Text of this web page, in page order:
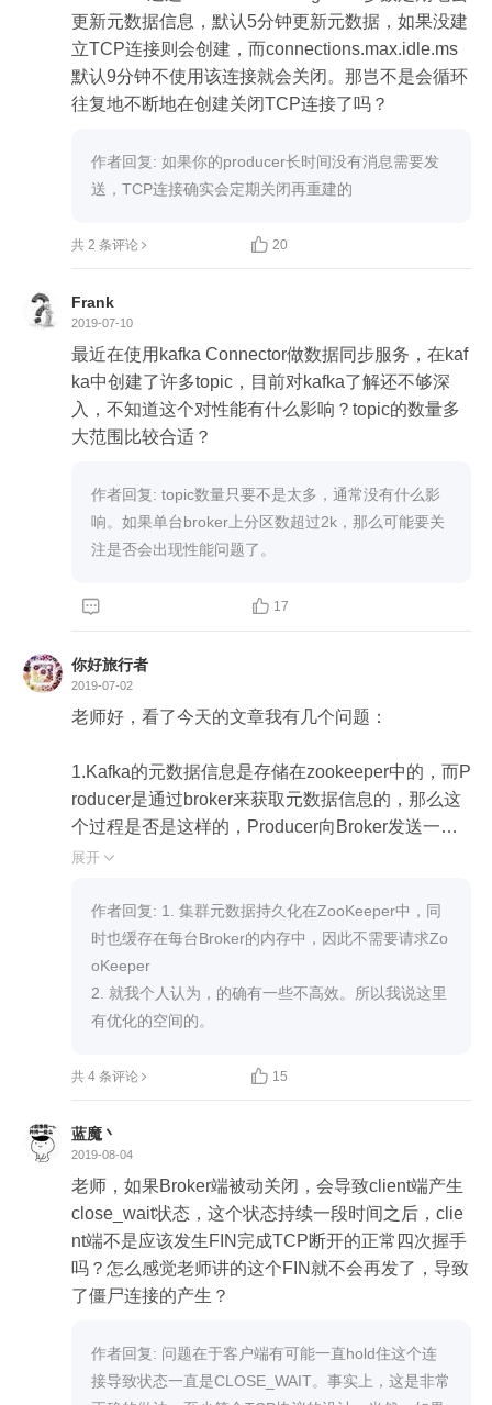
	（1）Producer端关闭TCP连接的方式有两种：
用户主动关闭，或kafka自动关闭。
		A：用户主动关闭，通过调用producer.clos
e()方关闭，也包括kill -9暴力关闭。
connection.max.idles.ms的值有关，默认为9分钟，
9分钟内没有任何请求流过，就会被自动关闭。这个
		C：第二种方式中，TCP连接是在Broker端
更新元数据信息，默认5分钟更新元数据，如果没建
立TCP连接则会创建，而connections.max.idle.ms
默认9分钟不使用该连接就会关闭。那岂不是会循环
往复地不断地在创建关闭TCP连接了吗？
作者回复: 如果你的producer长时间没有消息需要发
送，TCP连接确实会定期关闭再重建的
共 2 条评论  20
Frank
2019-07-10
最近在使用kafka Connector做数据同步服务，在kaf
ka中创建了许多topic，目前对kafka了解还不够深
入，不知道这个对性能有什么影响？topic的数量多
大范围比较合适？
作者回复: topic数量只要不是太多，通常没有什么影
响。如果单台broker上分区数超过2k，那么可能要关
注是否会出现性能问题了。
  17
你好旅行者
2019-07-02
老师好，看了今天的文章我有几个问题：
1.Kafka的元数据信息是存储在zookeeper中的，而P
roducer是通过broker来获取元数据信息的，那么这
个过程是否是这样的，Producer向Broker发送一个
获取元数据的请求给Broker，之后Broker再向zooke
2.如果Producer在获取完元数据信息之后要和所有
的Broker建立连接，那么假设一个Kafka集群中有10
00台Broker，对于一个只需要与5台Broker交互的Pr
oducer，它连接池中的链接数量是不是从1000->5->
展开 
作者回复: 1. 集群元数据持久化在ZooKeeper中，同
时也缓存在每台Broker的内存中，因此不需要请求Zo
oKeeper
2. 就我个人认为，的确有一些不高效。所以我说这里
有优化的空间的。
共 4 条评论  15
蓝魔丶
2019-08-04
老师，如果Broker端被动关闭，会导致client端产生
close_wait状态，这个状态持续一段时间之后，clie
nt端不是应该发生FIN完成TCP断开的正常四次握手
吗？怎么感觉老师讲的这个FIN就不会再发了，导致
了僵尸连接的产生？
作者回复: 问题在于客户端有可能一直hold住这个连
接导致状态一直是CLOSE_WAIT。事实上，这是非常